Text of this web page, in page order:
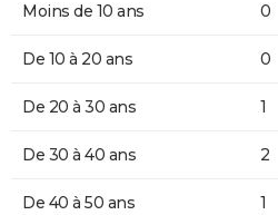
Moins de 10 ans 0
De 10 à 20 ans 0
De 20 à 30 ans 1
De 30 à 40 ans 2
De 40 à 50 ans 1